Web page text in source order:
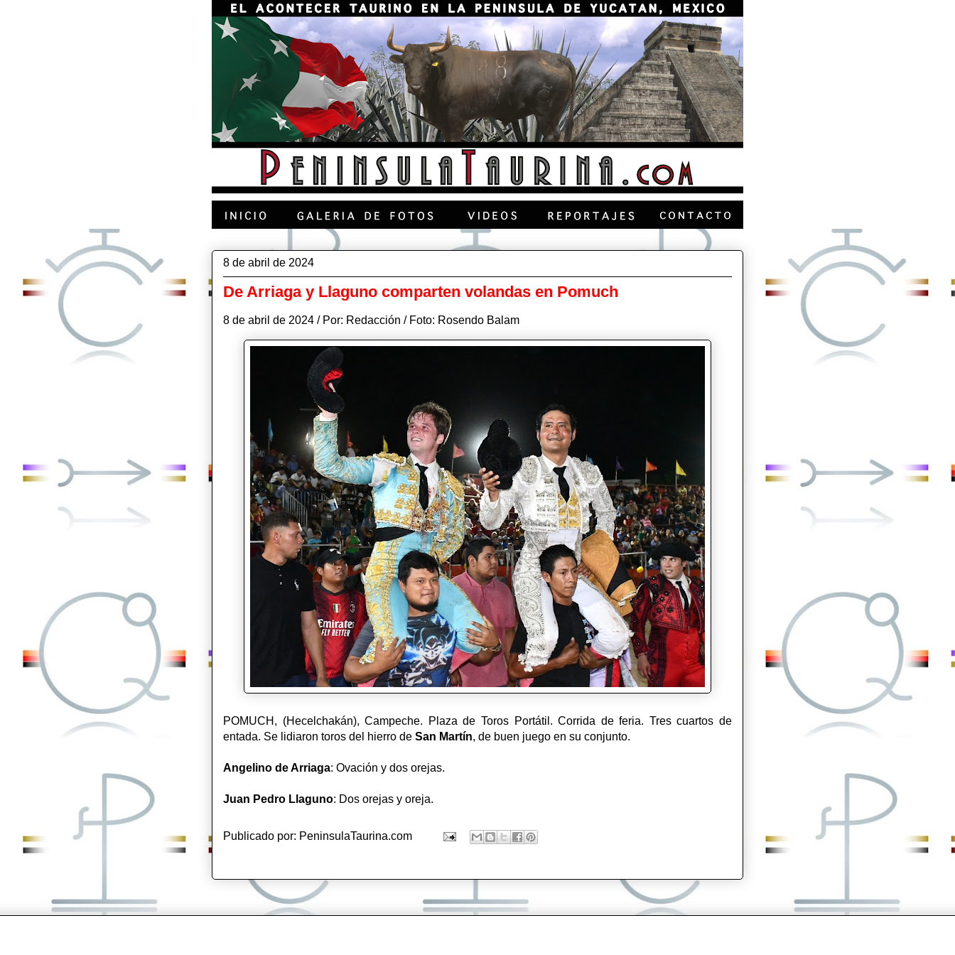
8 de abril de 2024
De Arriaga y Llaguno comparten volandas en Pomuch
8 de abril de 2024 / Por: Redacción / Foto: Rosendo Balam
POMUCH, (Hecelchakán), Campeche. Plaza de Toros Portátil. Corrida de feria. Tres cuartos de
entada. Se lidiaron toros del hierro de San Martín, de buen juego en su conjunto.
Angelino de Arriaga: Ovación y dos orejas.
Juan Pedro Llaguno: Dos orejas y oreja.
Publicado por: PeninsulaTaurina.com